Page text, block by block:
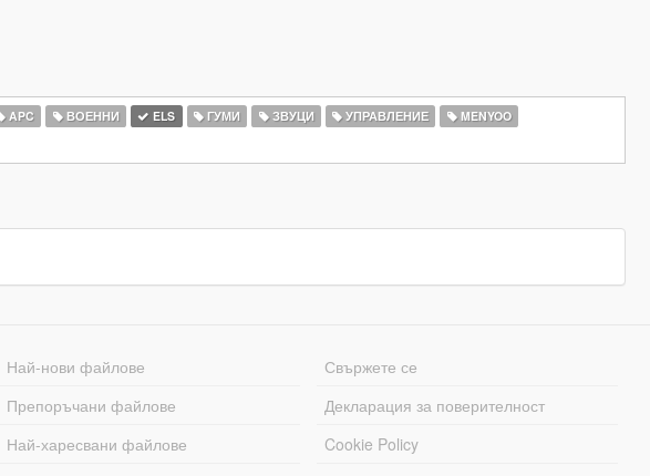
APC ВОЕННИ ELS ГУМИ ЗВУЦИ УПРАВЛЕНИЕ
MENYOO
Най-нови файлове
Препоръчани файлове
Най-харесвани файлове
Свържете се
Декларация за поверителност
Cookie Policy